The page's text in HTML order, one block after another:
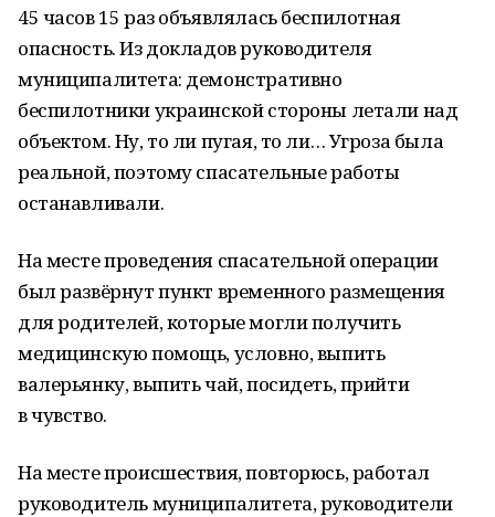
45 часов 15 раз объявлялась беспилотная
опасность. Из докладов руководителя
муниципалитета: демонстративно
беспилотники украинской стороны летали над
объектом. Ну, то ли пугая, то ли… Угроза была
реальной, поэтому спасательные работы
останавливали.
На месте проведения спасательной операции
был развёрнут пункт временного размещения
для родителей, которые могли получить
медицинскую помощь, условно, выпить
валерьянку, выпить чай, посидеть, прийти
в чувство.
На месте происшествия, повторюсь, работал
руководитель муниципалитета, руководители